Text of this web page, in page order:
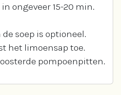
ongeveer 15-20 min.
soep is optioneel.
het limoensap toe.
pompoenpitten.